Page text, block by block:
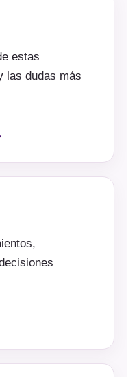
estas
las dudas más